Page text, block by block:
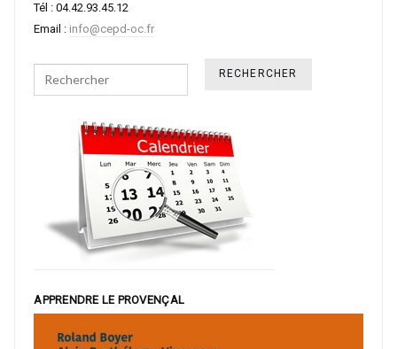
Tél : 04.42.93.45.12
Email : info@cepd-oc.fr
Search
APPRENDRE LE PROVENÇAL